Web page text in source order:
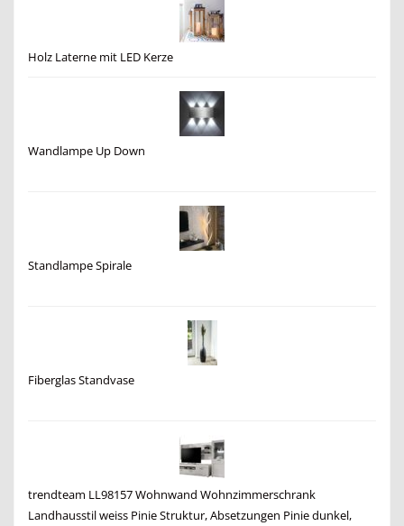
Holz Laterne mit LED Kerze
Wandlampe Up Down
Standlampe Spirale
Fiberglas Standvase
trendteam LL98157 Wohnwand Wohnzimmerschrank
Landhausstil weiss Pinie Struktur, Absetzungen Pinie dunkel,